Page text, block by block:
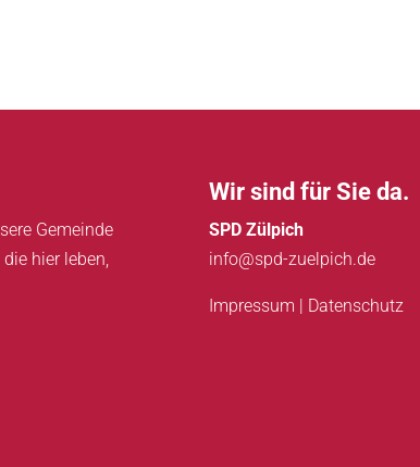
Gemeinde
hier leben,
Wir sind für Sie da.
SPD Zülpich
info@spd-zuelpich.de
Impressum | Datenschutz